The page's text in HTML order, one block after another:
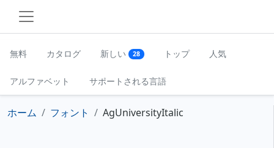
無料 カタログ 新しい 28 トップ 人気
アルファベット サポートされる言語
ホーム フォント AgUniversityItalic